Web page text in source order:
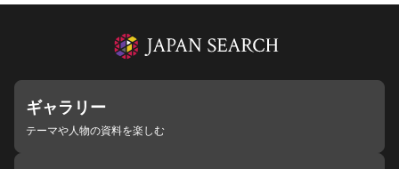
ギャラリー
テーマや人物の資料を楽しむ